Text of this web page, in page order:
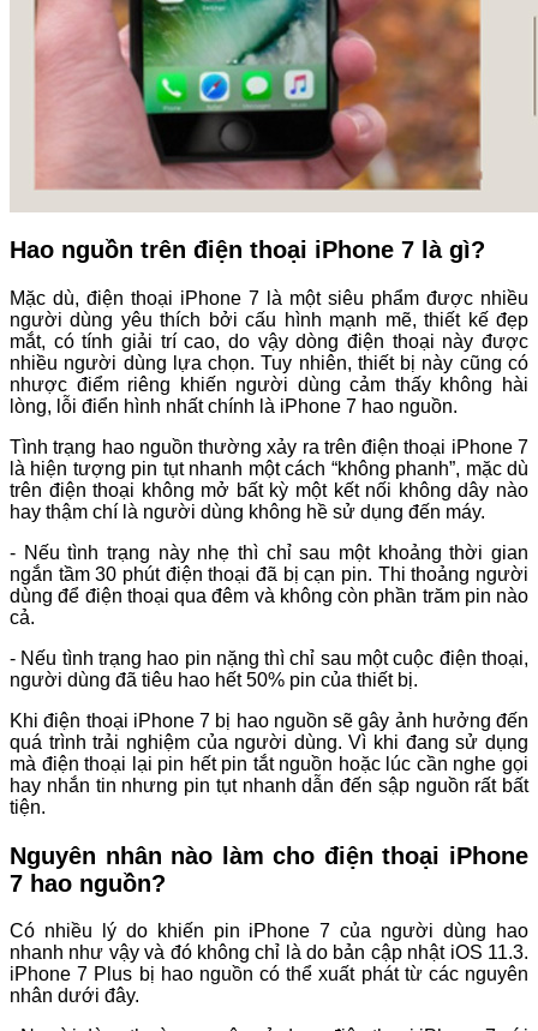
Hao nguồn trên điện thoại iPhone 7 là gì?
Mặc dù, điện thoại iPhone 7 là một siêu phẩm được nhiều
người dùng yêu thích bởi cấu hình mạnh mẽ, thiết kế đẹp
mắt, có tính giải trí cao, do vậy dòng điện thoại này được
nhiều người dùng lựa chọn. Tuy nhiên, thiết bị này cũng có
nhược điểm riêng khiến người dùng cảm thấy không hài
lòng, lỗi điển hình nhất chính là iPhone 7 hao nguồn.
Tình trạng hao nguồn thường xảy ra trên điện thoại iPhone 7
là hiện tượng pin tụt nhanh một cách “không phanh”, mặc dù
trên điện thoại không mở bất kỳ một kết nối không dây nào
hay thậm chí là người dùng không hề sử dụng đến máy.
- Nếu tình trạng này nhẹ thì chỉ sau một khoảng thời gian
ngắn tầm 30 phút điện thoại đã bị cạn pin. Thi thoảng người
dùng để điện thoại qua đêm và không còn phần trăm pin nào
cả.
- Nếu tình trạng hao pin nặng thì chỉ sau một cuộc điện thoại,
người dùng đã tiêu hao hết 50% pin của thiết bị.
Khi điện thoại iPhone 7 bị hao nguồn sẽ gây ảnh hưởng đến
quá trình trải nghiệm của người dùng. Vì khi đang sử dụng
mà điện thoại lại pin hết pin tắt nguồn hoặc lúc cần nghe gọi
hay nhắn tin nhưng pin tụt nhanh dẫn đến sập nguồn rất bất
tiện.
Nguyên nhân nào làm cho điện thoại iPhone
7 hao nguồn?
Có nhiều lý do khiến pin iPhone 7 của người dùng hao
nhanh như vậy và đó không chỉ là do bản cập nhật iOS 11.3.
iPhone 7 Plus bị hao nguồn có thể xuất phát từ các nguyên
nhân dưới đây.